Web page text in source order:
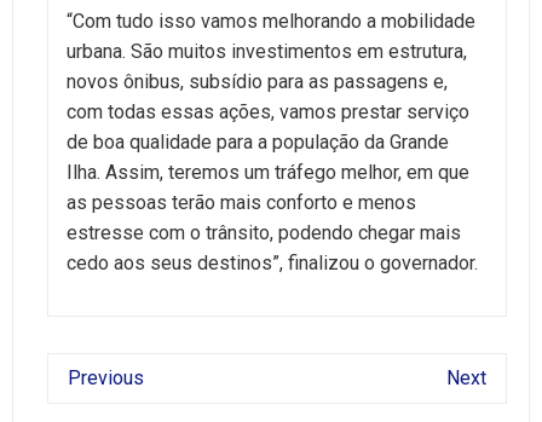
“Com tudo isso vamos melhorando a mobilidade
urbana. São muitos investimentos em estrutura,
novos ônibus, subsídio para as passagens e,
com todas essas ações, vamos prestar serviço
de boa qualidade para a população da Grande
Ilha. Assim, teremos um tráfego melhor, em que
as pessoas terão mais conforto e menos
estresse com o trânsito, podendo chegar mais
cedo aos seus destinos”, finalizou o governador.
Previous Next